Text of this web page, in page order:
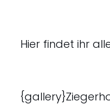
Hier findet ihr